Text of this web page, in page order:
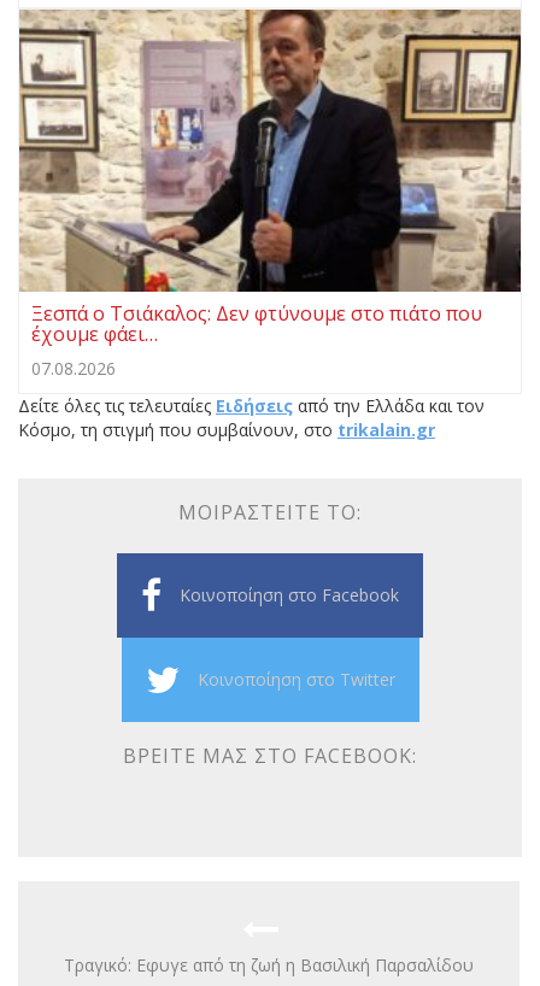
Ξεσπά ο Τσιάκαλος: Δεν φτύνουμε στο πιάτο που
έχουμε φάει…
07.08.2026
Δείτε όλες τις τελευταίες Ειδήσεις από την Ελλάδα και τον
Κόσμο, τη στιγμή που συμβαίνουν, στο trikalain.gr
ΜΟΙΡΑΣΤΕΊΤΕ ΤΟ:
Κοινοποίηση στο Facebook
Κοινοποίηση στο Twitter
ΒΡΕΊΤΕ ΜΑΣ ΣΤΟ FACEBOOK:
Τραγικό: Εφυγε από τη ζωή η Βασιλική Παρσαλίδου